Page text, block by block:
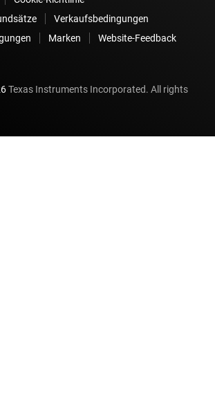
Verkaufsbedingungen
Marken
Website-Feedback
Texas Instruments Incorporated. All rights